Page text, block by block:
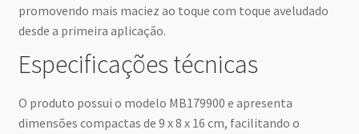
promovendo mais maciez ao toque com toque aveludado
desde a primeira aplicação.
Especificações técnicas
O produto possui o modelo MB179900 e apresenta
dimensões compactas de 9 x 8 x 16 cm, facilitando o